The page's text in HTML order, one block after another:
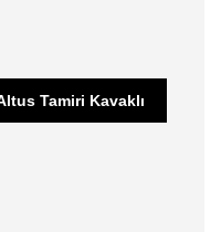
Tamiri Kavaklı